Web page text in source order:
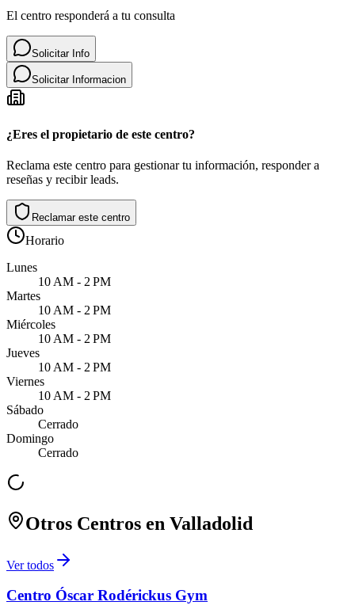
El centro responderá a tu consulta
Solicitar Info
Solicitar Informacion
¿Eres el propietario de este centro?
Reclama este centro para gestionar tu información, responder a
reseñas y recibir leads.
Reclamar este centro
Horario
Lunes
10 AM - 2 PM
Martes
10 AM - 2 PM
Miércoles
10 AM - 2 PM
Jueves
10 AM - 2 PM
Viernes
10 AM - 2 PM
Sábado
Cerrado
Domingo
Cerrado
Otros Centros en Valladolid
Ver todos
Centro Óscar Rodérickus Gym